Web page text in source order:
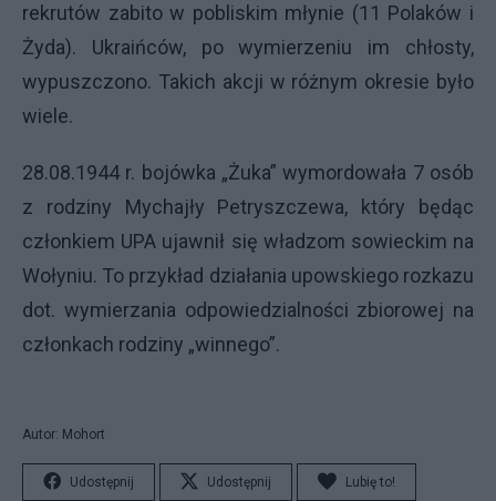
rekrutów zabito w pobliskim młynie (11 Polaków i
Żyda). Ukraińców, po wymierzeniu im chłosty,
wypuszczono. Takich akcji w różnym okresie było
wiele.
28.08.1944 r. bojówka „Żuka” wymordowała 7 osób
z rodziny Mychajły Petryszczewa, który będąc
członkiem UPA ujawnił się władzom sowieckim na
Wołyniu. To przykład działania upowskiego rozkazu
dot. wymierzania odpowiedzialności zbiorowej na
członkach rodziny „winnego”.
Autor: Mohort
Udostępnij Udostępnij Lubię to!